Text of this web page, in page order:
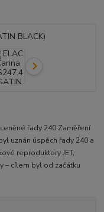
řady 240 Zaměření
uznán úspěch řady 240 a
reproduktory JET,
– cílem byl od začátku